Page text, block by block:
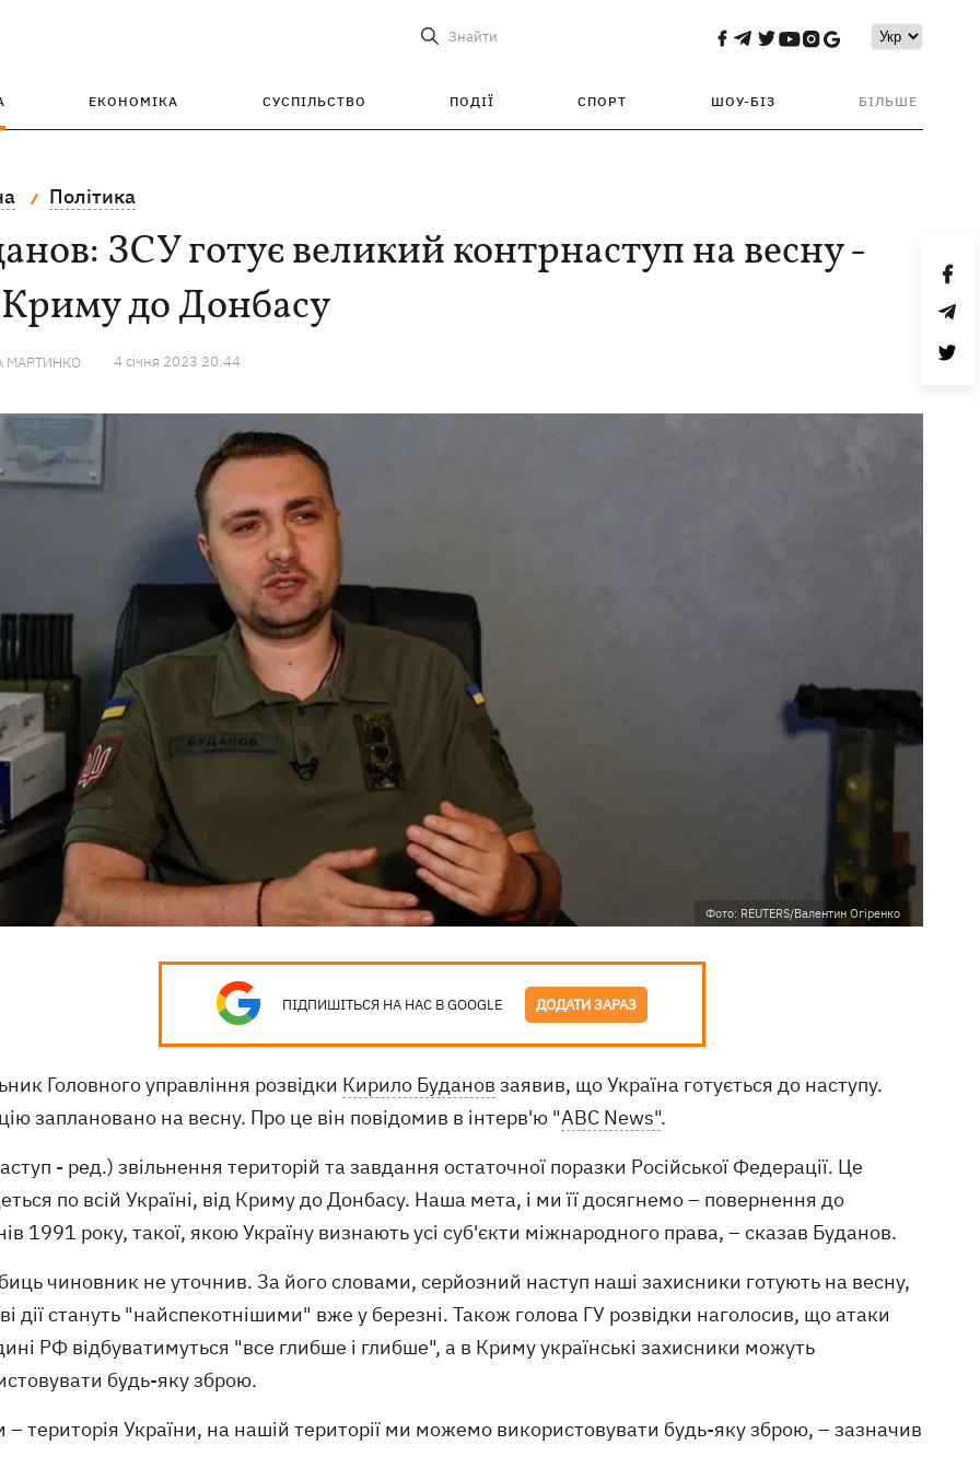
Знайти
ЕКОНОМІКА СУСПІЛЬСТВО ПОДІЇ СПОРТ ШОУ-БІЗ БІЛЬШЕ
Політика
ЗСУ готує великий контрнаступ на весну -
Криму до Донбасу
МАРТИНКО 4 сiчня 2023 20:44
Фото: REUTERS/Валентин Огіренко
ПІДПИШІТЬСЯ НА НАС В GOOGLE ДОДАТИ ЗАРАЗ
Головного управління розвідки Кирило Буданов заявив, що Україна готується до наступу.
заплановано на весну. Про це він повідомив в інтерв'ю "ABC News".
- ред.) звільнення територій та завдання остаточної поразки Російської Федерації. Це
по всій Україні, від Криму до Донбасу. Наша мета, і ми її досягнемо – повернення до
1991 року, такої, якою Україну визнають усі суб'єкти міжнародного права, – сказав Буданов.
чиновник не уточнив. За його словами, серйозний наступ наші захисники готують на весну,
дії стануть "найспекотнішими" вже у березні. Також голова ГУ розвідки наголосив, що атаки
РФ відбуватимуться "все глибше і глибше", а в Криму українські захисники можуть
будь-яку зброю.
територія України, на нашій території ми можемо використовувати будь-яку зброю, – зазначив